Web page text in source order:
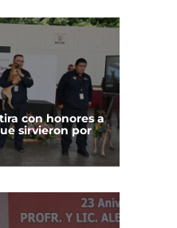
con honores a
sirvieron por